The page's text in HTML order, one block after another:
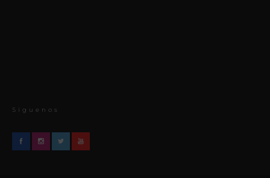
Síguenos